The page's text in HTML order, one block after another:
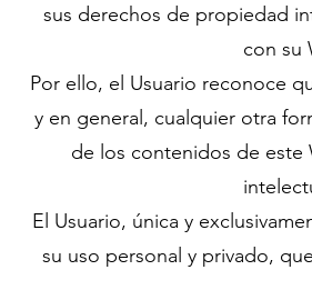
sus derechos de propiedad
con su
Por ello, el Usuario reconoce
y en general, cualquier otra
de los contenidos de este
El Usuario, única y
su uso personal y privado,